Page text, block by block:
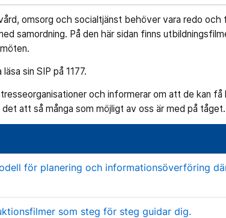
omsorg och socialtjänst behöver vara redo
samordning. På den här sidan finns
sin SIP på 1177.
och informerar om att de kan få
att så många som möjligt av oss är med på tåget.
för planering och informationsöverföring
som steg för steg guidar dig.